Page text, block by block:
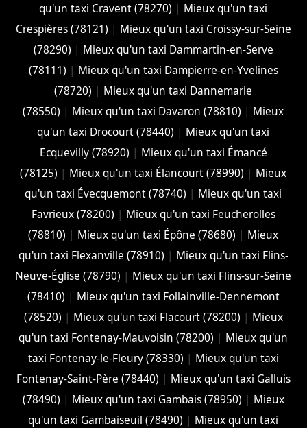
qu'un taxi Cravent (78270) | Mieux qu'un taxi
Crespières (78121) | Mieux qu'un taxi Croissy-sur-Seine
(78290) | Mieux qu'un taxi Dammartin-en-Serve
(78111) | Mieux qu'un taxi Dampierre-en-Yvelines
(78720) | Mieux qu'un taxi Dannemarie
(78550) | Mieux qu'un taxi Davaron (78810) | Mieux
qu'un taxi Drocourt (78440) | Mieux qu'un taxi
Ecquevilly (78920) | Mieux qu'un taxi Émancé
(78125) | Mieux qu'un taxi Élancourt (78990) | Mieux
qu'un taxi Évecquemont (78740) | Mieux qu'un taxi
Favrieux (78200) | Mieux qu'un taxi Feucherolles
(78810) | Mieux qu'un taxi Épône (78680) | Mieux
qu'un taxi Flexanville (78910) | Mieux qu'un taxi Flins-
Neuve-Église (78790) | Mieux qu'un taxi Flins-sur-Seine
(78410) | Mieux qu'un taxi Follainville-Dennemont
(78520) | Mieux qu'un taxi Flacourt (78200) | Mieux
qu'un taxi Fontenay-Mauvoisin (78200) | Mieux qu'un
taxi Fontenay-le-Fleury (78330) | Mieux qu'un taxi
Fontenay-Saint-Père (78440) | Mieux qu'un taxi Galluis
(78490) | Mieux qu'un taxi Gambais (78950) | Mieux
qu'un taxi Gambaiseuil (78490) | Mieux qu'un taxi